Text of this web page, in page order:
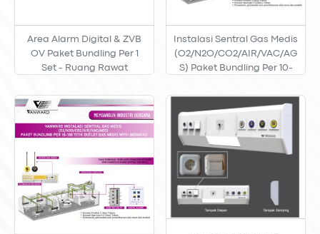
Area Alarm Digital & ZVB
OV Paket Bundling Per 1
Set - Ruang Rawat
Instalasi Sentral Gas Medis
(O2/N2O/CO2/AIR/VAC/AG
S) Paket Bundling Per 10-